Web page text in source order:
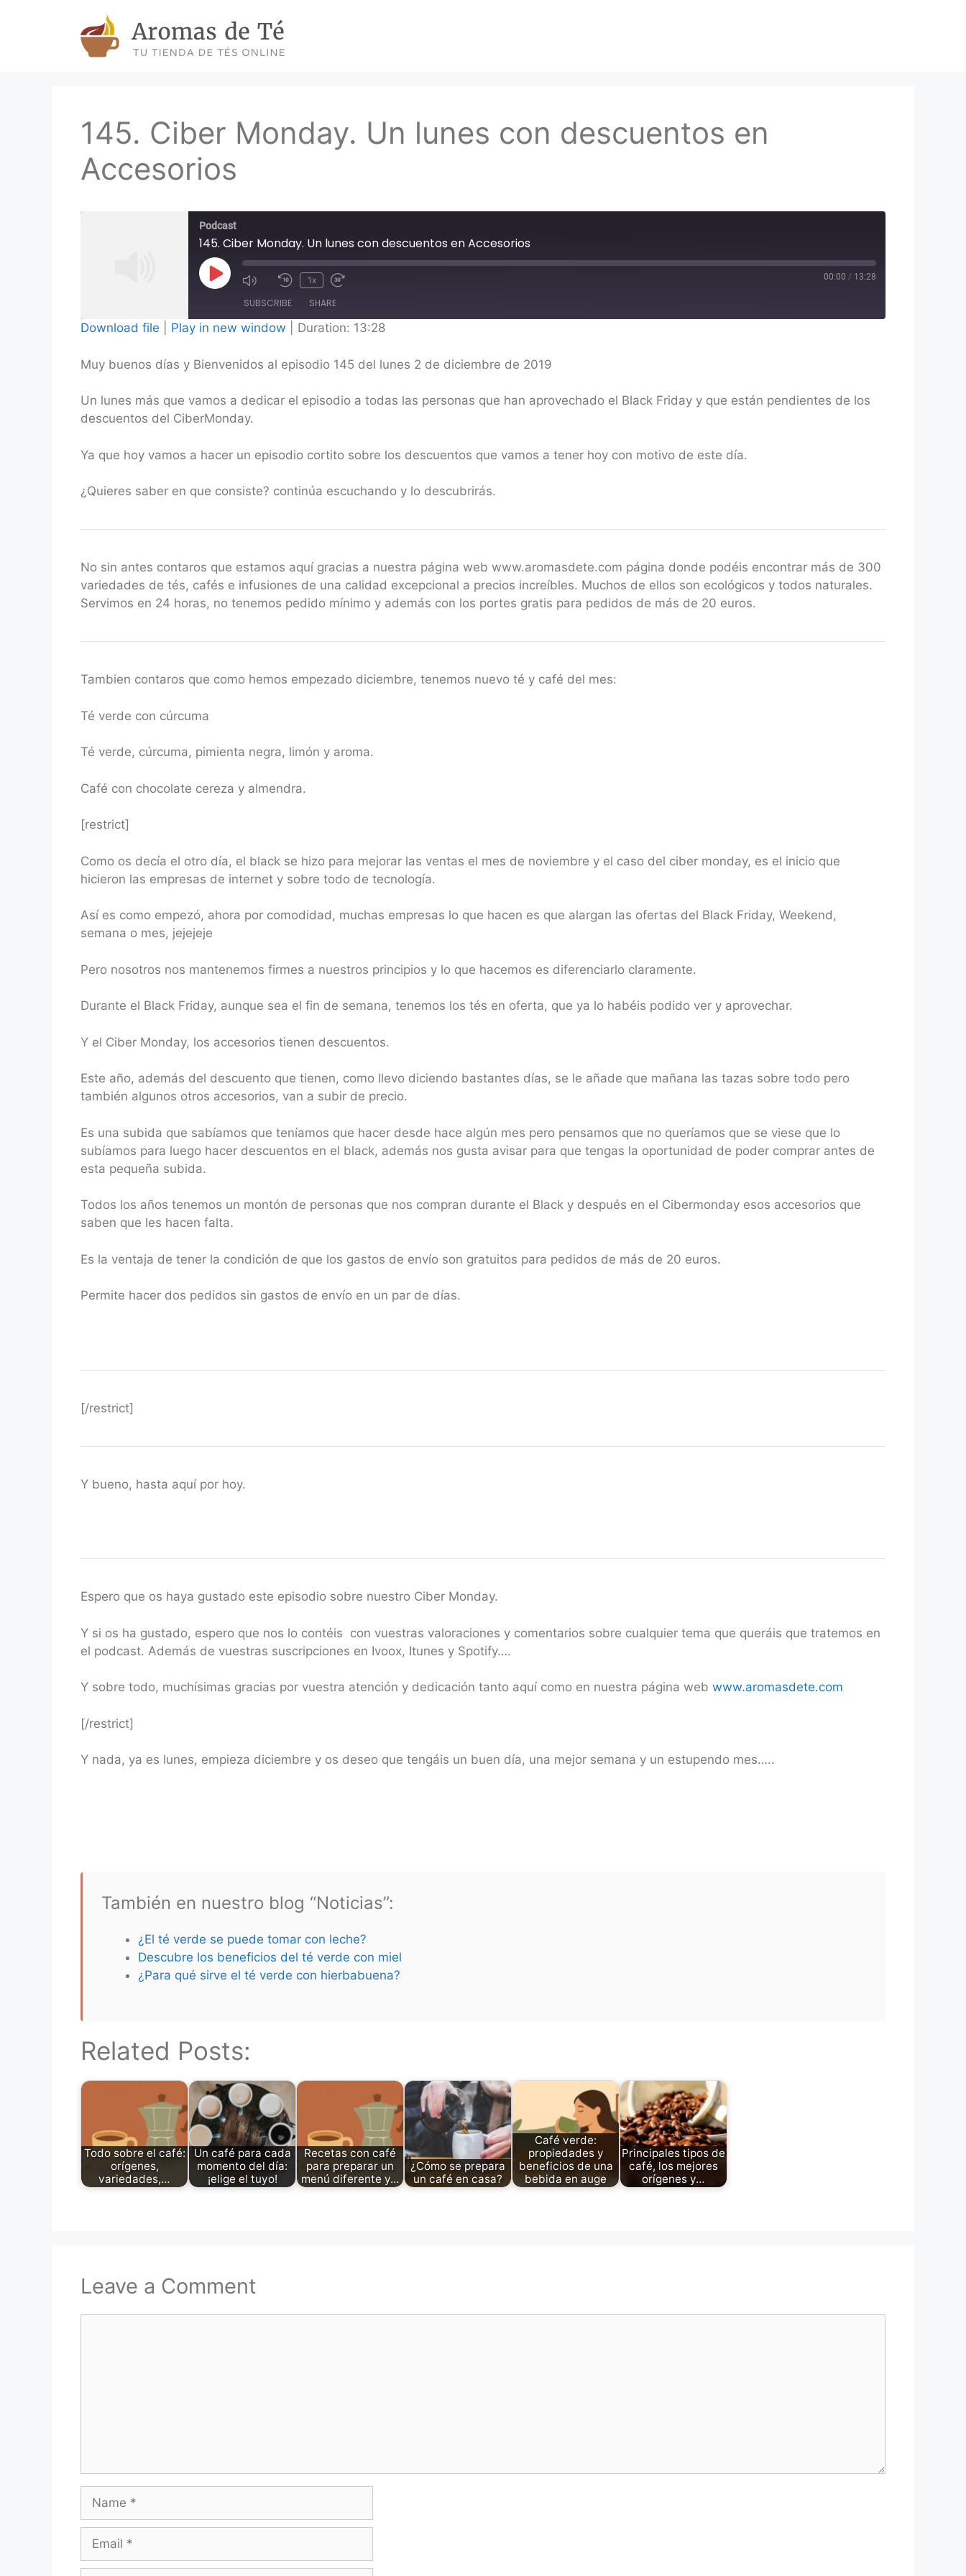
145. Ciber Monday. Un lunes con descuentos en
Accesorios
Podcast
145. Ciber Monday. Un lunes con descuentos en Accesorios
Play
Episode
1x 00:00 / 13:28
SUBSCRIBE SHARE
RSS FEED
Download file Play in new window Duration: 13:28
Muy buenos días y Bienvenidos al episodio 145 del lunes 2 de diciembre de 2019
Un lunes más que vamos a dedicar el episodio a todas las personas que han aprovechado el Black Friday y que están pendientes de los
descuentos del CiberMonday.
Ya que hoy vamos a hacer un episodio cortito sobre los descuentos que vamos a tener hoy con motivo de este día.
¿Quieres saber en que consiste? continúa escuchando y lo descubrirás.
No sin antes contaros que estamos aquí gracias a nuestra página web www.aromasdete.com página donde podéis encontrar más de 300
variedades de tés, cafés e infusiones de una calidad excepcional a precios increíbles. Muchos de ellos son ecológicos y todos naturales.
Servimos en 24 horas, no tenemos pedido mínimo y además con los portes gratis para pedidos de más de 20 euros.
Tambien contaros que como hemos empezado diciembre, tenemos nuevo té y café del mes:
Té verde con cúrcuma
Té verde, cúrcuma, pimienta negra, limón y aroma.
Café con chocolate cereza y almendra.
[restrict]
Como os decía el otro día, el black se hizo para mejorar las ventas el mes de noviembre y el caso del ciber monday, es el inicio que
hicieron las empresas de internet y sobre todo de tecnología.
Así es como empezó, ahora por comodidad, muchas empresas lo que hacen es que alargan las ofertas del Black Friday, Weekend,
semana o mes, jejejeje
Pero nosotros nos mantenemos firmes a nuestros principios y lo que hacemos es diferenciarlo claramente.
Durante el Black Friday, aunque sea el fin de semana, tenemos los tés en oferta, que ya lo habéis podido ver y aprovechar.
Y el Ciber Monday, los accesorios tienen descuentos.
Este año, además del descuento que tienen, como llevo diciendo bastantes días, se le añade que mañana las tazas sobre todo pero
también algunos otros accesorios, van a subir de precio.
Es una subida que sabíamos que teníamos que hacer desde hace algún mes pero pensamos que no queríamos que se viese que lo
subíamos para luego hacer descuentos en el black, además nos gusta avisar para que tengas la oportunidad de poder comprar antes de
esta pequeña subida.
Todos los años tenemos un montón de personas que nos compran durante el Black y después en el Cibermonday esos accesorios que
saben que les hacen falta.
Es la ventaja de tener la condición de que los gastos de envío son gratuitos para pedidos de más de 20 euros.
Permite hacer dos pedidos sin gastos de envío en un par de días.
[/restrict]
Y bueno, hasta aquí por hoy.
Espero que os haya gustado este episodio sobre nuestro Ciber Monday.
Y si os ha gustado, espero que nos lo contéis con vuestras valoraciones y comentarios sobre cualquier tema que queráis que tratemos en
el podcast. Además de vuestras suscripciones en Ivoox, Itunes y Spotify….
Y sobre todo, muchísimas gracias por vuestra atención y dedicación tanto aquí como en nuestra página web www.aromasdete.com
[/restrict]
Y nada, ya es lunes, empieza diciembre y os deseo que tengáis un buen día, una mejor semana y un estupendo mes…..
También en nuestro blog “Noticias”:
¿El té verde se puede tomar con leche?
Descubre los beneficios del té verde con miel
¿Para qué sirve el té verde con hierbabuena?
Related Posts:
Todo sobre el café:
orígenes,
variedades,…
Un café para cada
momento del día:
¡elige el tuyo!
Recetas con café
para preparar un
menú diferente y…
¿Cómo se prepara
un café en casa?
Café verde:
propiedades y
beneficios de una
bebida en auge
Principales tipos de
café, los mejores
orígenes y…
Leave a Comment
Name
Email